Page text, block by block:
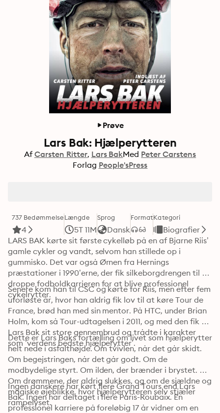
Prøve
Lars Bak: Hjælperytteren
Af Carsten Ritter Lars BakMed Peter Carstens
Forlag People'sPress
737 Bedømmelse
4
Længde
5T 11M
Sprog
Dansk
FormatKategori
Biografier
LARS BAK kørte sit første cykelløb på en af Bjarne Riis’
gamle cykler og vandt, selvom han stillede op i
gummisko. Det var også Ørnen fra Hernings
præstationer i 1990’erne, der fik silkeborgdrengen til at
droppe fodboldkarrieren for at blive professionel
cykelrytter.
Senere kom han til CSC og kørte for Riis, men efter fem
uforløste år, hvor han aldrig fik lov til at køre Tour de
France, brød han med sin mentor. På HTC, under Brian
Holm, kom så Tour-udtagelsen i 2011, og med den fik
Lars Bak sit store gennembrud og trådte i karakter
som ’verdens bedste hjælperytter’.
Dette er Lars Baks fortælling om livet som hjælperytter
helt nede i asfalthøjde. Om tvivlen, når det går skidt.
Om begejstringen, når det går godt. Om de
modbydelige styrt. Om ilden, der brænder i brystet.
Om drømmene, der aldrig slukkes, og om de sjældne og
magiske øjeblikke, hvor hjælperytteren selv stjæler
rampelyset.
Ingen danskere har kørt flere Grand Tours end Lars
Bak. Ingen har deltaget i flere Paris-Roubaix. En
professionel karriere på foreløbig 17 år vidner om en